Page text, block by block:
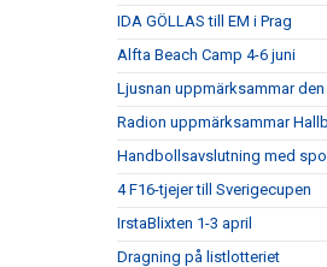
IDA GÖLLAS till EM i Prag
Alfta Beach Camp 4-6 juni
Ljusnan uppmärksammar
Radion uppmärksammar
Handbollsavslutning med
4 F16-tjejer till Sverigecupen
IrstaBlixten 1-3 april
Dragning på listlotteriet